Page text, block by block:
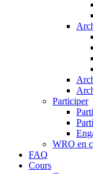
Participer
WRO en
FAQ
Cours